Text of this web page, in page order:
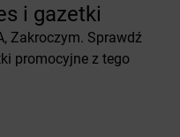
i gazetki
Zakroczym. Sprawdź
promocyjne z tego